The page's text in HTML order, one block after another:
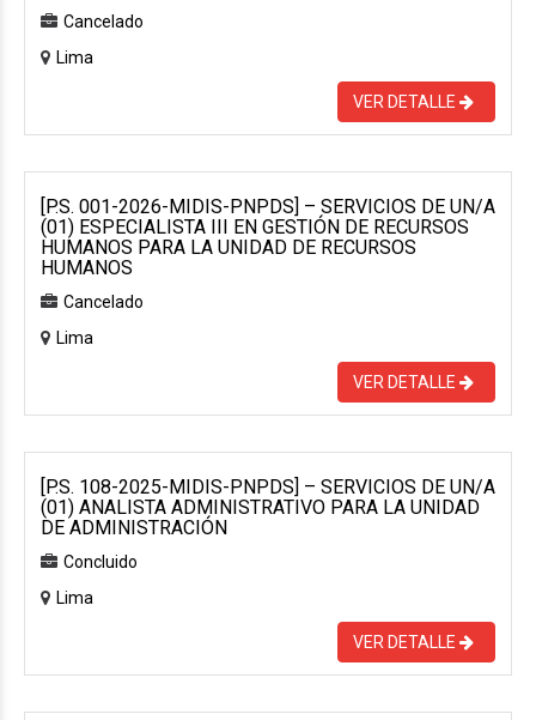
Cancelado
Lima
VER DETALLE
[P.S. 001-2026-MIDIS-PNPDS] – SERVICIOS DE UN/A
(01) ESPECIALISTA III EN GESTIÓN DE RECURSOS
HUMANOS PARA LA UNIDAD DE RECURSOS
HUMANOS
Cancelado
Lima
VER DETALLE
[P.S. 108-2025-MIDIS-PNPDS] – SERVICIOS DE UN/A
(01) ANALISTA ADMINISTRATIVO PARA LA UNIDAD
DE ADMINISTRACIÓN
Concluido
Lima
VER DETALLE